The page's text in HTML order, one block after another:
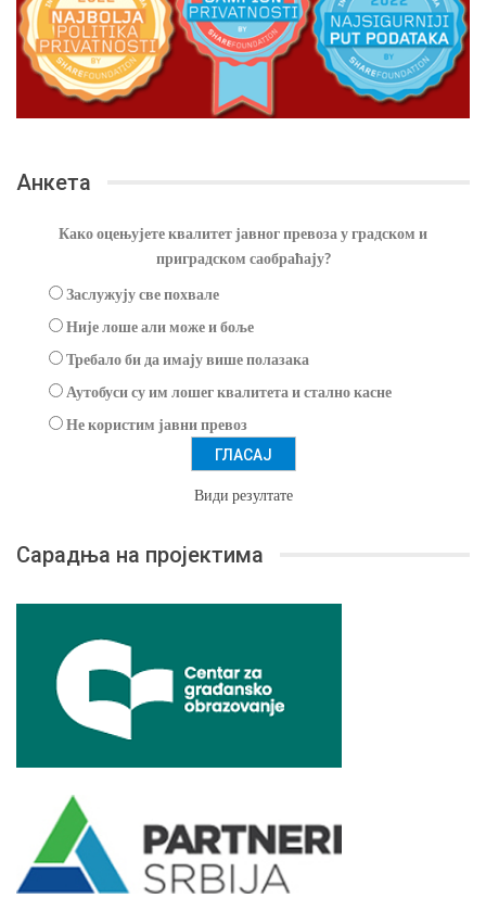
Анкета
Како оцењујете квалитет јавног превоза у градском и
приградском саобраћају?
Заслужују све похвале
Није лоше али може и боље
Требало би да имају више полазака
Аутобуси су им лошег квалитета и стално касне
Не користим јавни превоз
Види резултате
Сарадња на пројектима